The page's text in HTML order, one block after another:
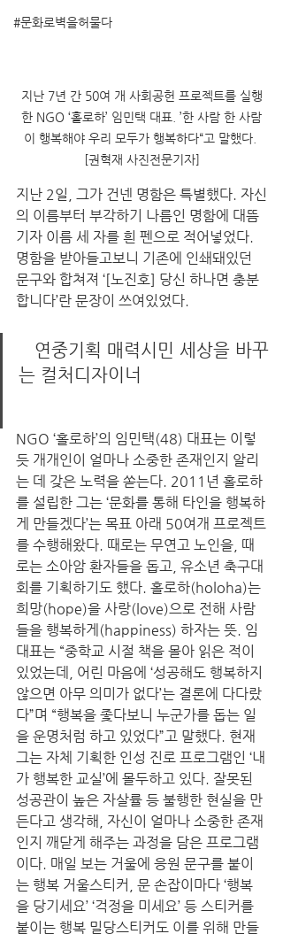
#문화로벽을허물다
지난 7년 간 50여 개 사회공헌 프로젝트를 실행
한 NGO ‘홀로하’ 임민택 대표. ’한 사람 한 사람
이 행복해야 우리 모두가 행복하다“고 말했다.
[권혁재 사진전문기자]
지난 2일, 그가 건넨 명함은 특별했다. 자신
의 이름부터 부각하기 나름인 명함에 대뜸
기자 이름 세 자를 흰 펜으로 적어넣었다.
명함을 받아들고보니 기존에 인쇄돼있던
문구와 합쳐져 ‘[노진호] 당신 하나면 충분
합니다’란 문장이 쓰여있었다.
연중기획 매력시민 세상을 바꾸
는 컬처디자이너
NGO ‘홀로하’의 임민택(48) 대표는 이렇
듯 개개인이 얼마나 소중한 존재인지 알리
는 데 갖은 노력을 쏟는다. 2011년 홀로하
를 설립한 그는 ‘문화를 통해 타인을 행복하
게 만들겠다’는 목표 아래 50여개 프로젝트
를 수행해왔다. 때로는 무연고 노인을, 때
로는 소아암 환자들을 돕고, 유소년 축구대
회를 기획하기도 했다. 홀로하(holoha)는
희망(hope)을 사랑(love)으로 전해 사람
들을 행복하게(happiness) 하자는 뜻. 임
대표는 “중학교 시절 책을 몰아 읽은 적이
있었는데, 어린 마음에 ‘성공해도 행복하지
않으면 아무 의미가 없다’는 결론에 다다랐
다”며 “행복을 좇다보니 누군가를 돕는 일
을 운명처럼 하고 있었다”고 말했다. 현재
그는 자체 기획한 인성 진로 프로그램인 ‘내
가 행복한 교실’에 몰두하고 있다. 잘못된
성공관이 높은 자살률 등 불행한 현실을 만
든다고 생각해, 자신이 얼마나 소중한 존재
인지 깨닫게 해주는 과정을 담은 프로그램
이다. 매일 보는 거울에 응원 문구를 붙이
는 행복 거울스티커, 문 손잡이마다 ‘행복
을 당기세요’ ‘걱정을 미세요’ 등 스티커를
붙이는 행복 밀당스티커도 이를 위해 만들